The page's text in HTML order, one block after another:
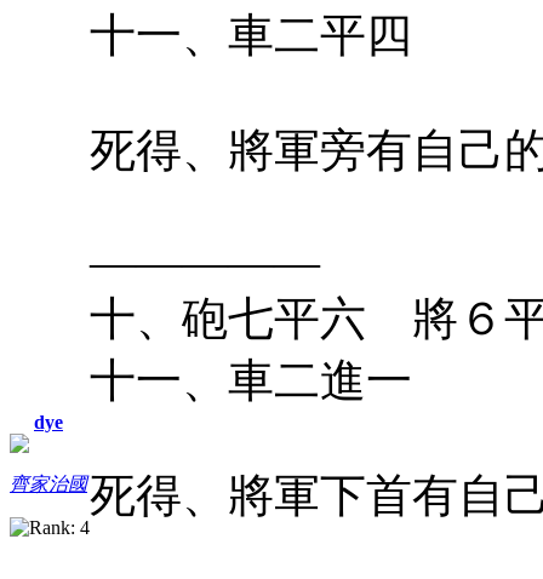
dye
齊家治國
十一、車二平四
死得、將軍旁有自己
—————
十、砲七平六 將６
十一、車二進一
死得、將軍下首有自